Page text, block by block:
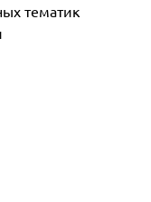
тематик